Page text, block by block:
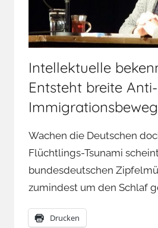
Intellektuelle
Entsteht breite Anti-
Wachen die Deutschen
Flüchtlings-Tsunami
bundesdeutschen
zumindest um den Schlaf
Drucken